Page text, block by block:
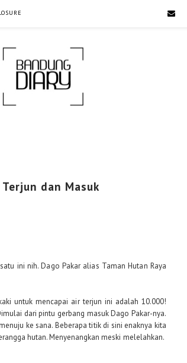
dan Masuk
ini nih. Dago Pakar alias Taman Hutan Raya
untuk mencapai air terjun ini adalah 10.000!
dari pintu gerbang masuk Dago Pakar-nya.
ke sana. Beberapa titik di sini enaknya kita
hutan. Menyenangkan meski melelahkan.